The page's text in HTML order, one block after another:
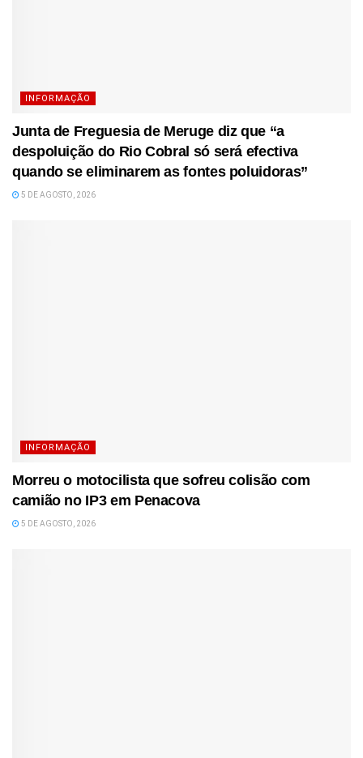
INFORMAÇÃO
Junta de Freguesia de Meruge diz que “a
despoluição do Rio Cobral só será efectiva
quando se eliminarem as fontes poluidoras”
5 DE AGOSTO, 2026
INFORMAÇÃO
Morreu o motocilista que sofreu colisão com
camião no IP3 em Penacova
5 DE AGOSTO, 2026